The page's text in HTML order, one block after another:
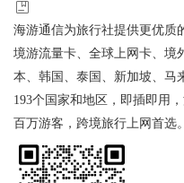
海游通信为旅行社提供更优质
境游流量卡、全球上网卡、境
本、韩国、泰国、新加坡、马
193个国家和地区，即插即用
百万游客，跨境旅行上网首选。